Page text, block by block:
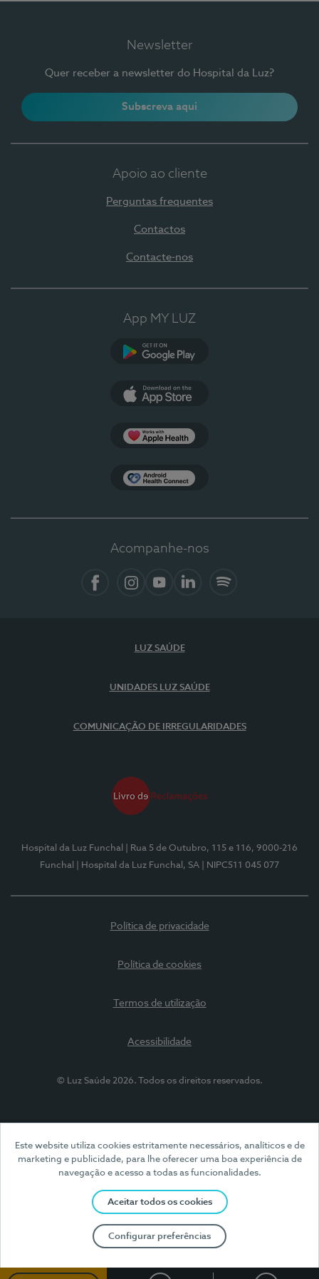
Este website utiliza cookies estritamente necessários, analíticos e de
marketing e publicidade, para lhe oferecer uma boa experiência de
navegação e acesso a todas as funcionalidades.
Aceitar todos os cookies
Configurar preferências
Newsletter
Quer receber a newsletter do Hospital da Luz?
Subscreva aqui
Apoio ao cliente
Perguntas frequentes
Contactos
Contacte-nos
App MY LUZ
Acompanhe-nos
LUZ SAÚDE
UNIDADES LUZ SAÚDE
COMUNICAÇÃO DE IRREGULARIDADES
Hospital da Luz Funchal
| Rua 5 de Outubro, 115 e 116, 9000-216
Funchal
| Hospital da Luz Funchal, SA | NIPC511 045 077
Política de privacidade
Política de cookies
Termos de utilização
Acessibilidade
© Luz Saúde 2026. Todos os direitos reservados.